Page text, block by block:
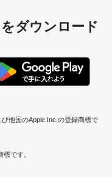
をダウンロード
他国のApple Inc.の登録商標で
です。